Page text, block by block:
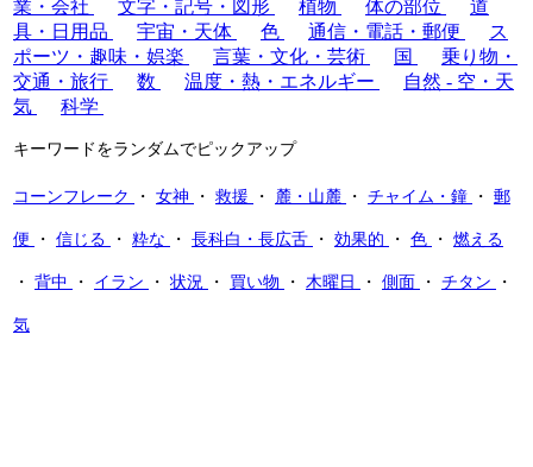
業・会社
文字・記号・図形 植物 体の部位
道
具・日用品
宇宙・天体 色 通信・電話・郵便
ス
ポーツ・趣味・娯楽
言葉・文化・芸術 国
乗り物・
交通・旅行
数 温度・熱・エネルギー
自然 - 空・天
気
科学
キーワードをランダムでピックアップ
コーンフレーク ・ 女神 ・ 救援 ・ 麓・山麓 ・ チャイム・鐘 ・ 郵
便 ・ 信じる ・ 粋な ・ 長科白・長広舌 ・ 効果的 ・ 色 ・ 燃える
・ 背中 ・ イラン ・ 状況 ・ 買い物 ・ 木曜日 ・ 側面 ・ チタン ・
気